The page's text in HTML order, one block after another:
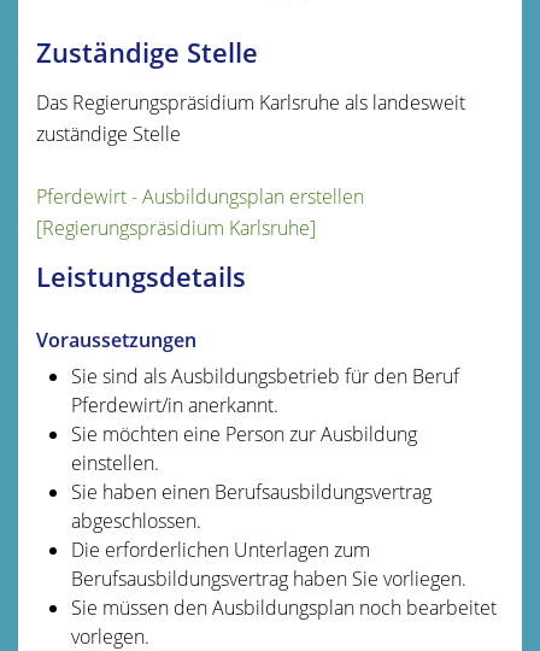
Zuständige Stelle
Das Regierungspräsidium Karlsruhe als landesweit
zuständige Stelle
Pferdewirt - Ausbildungsplan erstellen
[Regierungspräsidium Karlsruhe]
Leistungsdetails
Voraussetzungen
Sie sind als Ausbildungsbetrieb für den Beruf
Pferdewirt/in anerkannt.
Sie möchten eine Person zur Ausbildung
einstellen.
Sie haben einen Berufsausbildungsvertrag
abgeschlossen.
Die erforderlichen Unterlagen zum
Berufsausbildungsvertrag haben Sie vorliegen.
Sie müssen den Ausbildungsplan noch bearbeitet
vorlegen.